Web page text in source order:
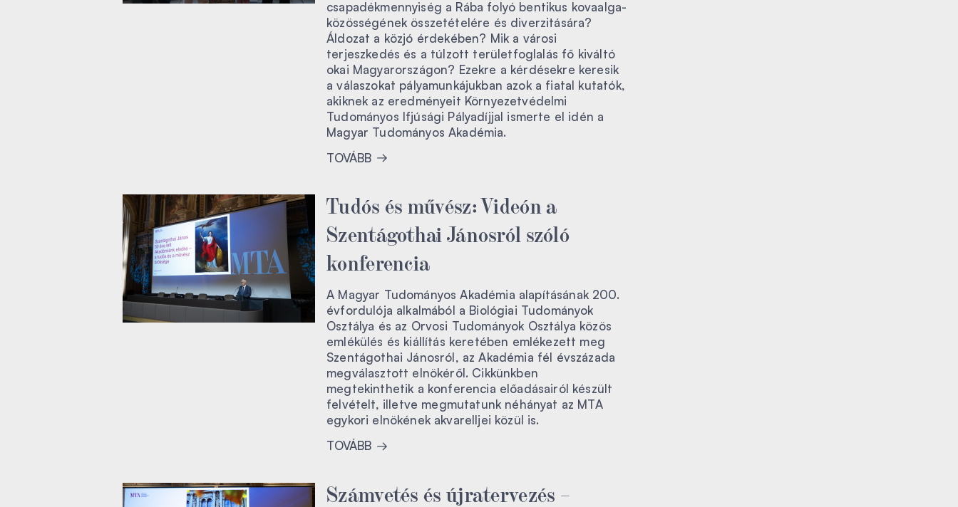
csapadékmennyiség a Rába folyó bentikus kovaalga-
közösségének összetételére és diverzitására?
Áldozat a közjó érdekében? Mik a városi
terjeszkedés és a túlzott területfoglalás fő kiváltó
okai Magyarországon? Ezekre a kérdésekre keresik
a válaszokat pályamunkájukban azok a fiatal kutatók,
akiknek az eredményeit Környezetvédelmi
Tudományos Ifjúsági Pályadíjjal ismerte el idén a
Magyar Tudományos Akadémia.
TOVÁBB
Tudós és művész: Videón a
Szentágothai Jánosról szóló
konferencia
A Magyar Tudományos Akadémia alapításának 200.
évfordulója alkalmából a Biológiai Tudományok
Osztálya és az Orvosi Tudományok Osztálya közös
emlékülés és kiállítás keretében emlékezett meg
Szentágothai Jánosról, az Akadémia fél évszázada
megválasztott elnökéről. Cikkünkben
megtekinthetik a konferencia előadásairól készült
felvételt, illetve megmutatunk néhányat az MTA
egykori elnökének akvarelljei közül is.
TOVÁBB
Számvetés és újratervezés –